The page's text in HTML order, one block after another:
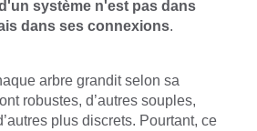
système n'est pas dans
dans ses connexions.
arbre grandit selon sa
robustes, d’autres souples,
plus discrets. Pourtant, ce